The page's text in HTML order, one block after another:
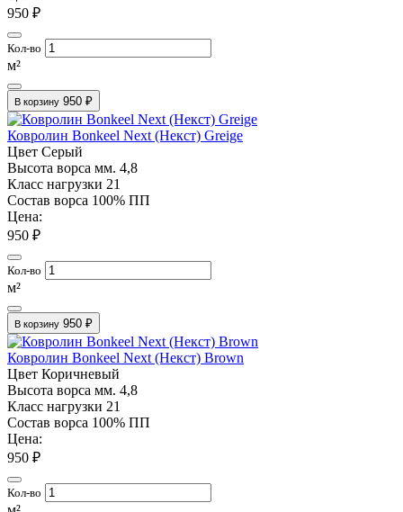
950 ₽
Кол-во
м²
В корзину 950 ₽
Ковролин Bonkeel Next (Некст) Greige
Цвет Серый
Высота ворса мм. 4,8
Класс нагрузки 21
Состав ворса 100% ПП
Цена:
950 ₽
Кол-во
м²
В корзину 950 ₽
Ковролин Bonkeel Next (Некст) Brown
Цвет Коричневый
Высота ворса мм. 4,8
Класс нагрузки 21
Состав ворса 100% ПП
Цена:
950 ₽
Кол-во